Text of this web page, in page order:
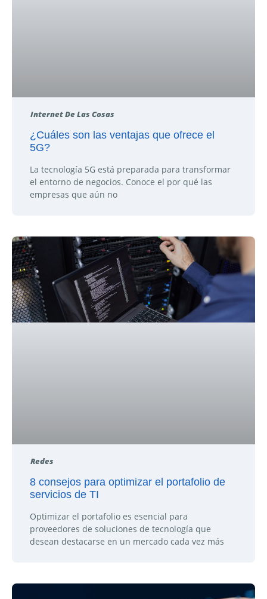
Internet De Las Cosas
¿Cuáles son las ventajas que ofrece el
5G?
La tecnología 5G está preparada para transformar
el entorno de negocios. Conoce el por qué las
empresas que aún no
Redes
8 consejos para optimizar el portafolio de
servicios de TI
Optimizar el portafolio es esencial para
proveedores de soluciones de tecnología que
desean destacarse en un mercado cada vez más